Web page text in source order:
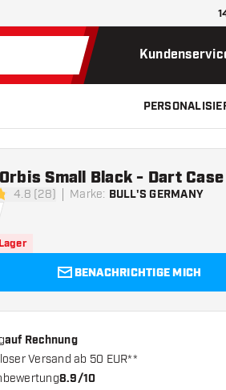
4.8 (28) Marke: BULL'S GERMANY
Small Black - Dart Case
BENACHRICHTIGE MICH
auf Rechnung
Versand ab 50 EUR**
8.9/10